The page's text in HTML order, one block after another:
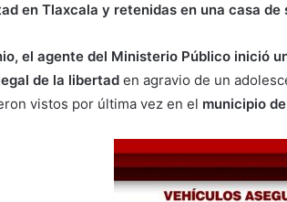
en Tlaxcala y retenidas en una casa de
el agente del Ministerio Público inició
de la libertad en agravio de un
vistos por última vez en el municipio